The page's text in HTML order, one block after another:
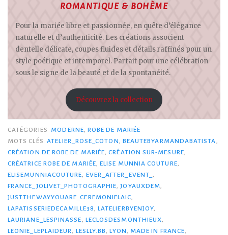
ROMANTIQUE & BOHÈME
Pour la mariée libre et passionnée, en quête d’élégance
naturelle et d’authenticité. Les créations associent
dentelle délicate, coupes fluides et détails raffinés pour un
style poétique et intemporel. Parfait pour une célébration
sous le signe de la beauté et de la spontanéité.
Découvrez la collection
CATÉGORIES MODERNE ROBE DE MARIÉE
MOTS CLÉS ATELIER_ROSE_COTON BEAUTEBYARMANDABATISTA
CRÉATION DE ROBE DE MARIÉE ,CRÉATION SUR-MESURE
CRÉATRICE ROBE DE MARIÉE ,ELISE MUNNIA COUTURE
ELISEMUNNIACOUTURE
EVER_AFTER_EVENT_
FRANCE_JOLIVET_PHOTOGRAPHIE ,JOYAUXDEM
JUSTTHEWAYYOUARE_CEREMONIELAIC
LAPATISSERIEDECAMILLE38
,LATELIERBYENJOY
LAURIANE_LESPINASSE
LECLOSDESMONTHIEUX
LEONIE_LEPLAIDEUR
LESLLY.BB ,LYON MADE IN FRANCE